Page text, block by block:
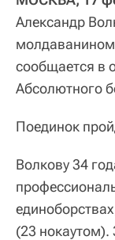
Александр
сообщается в
Абсолютного
Поединок
Волкову 34
(23